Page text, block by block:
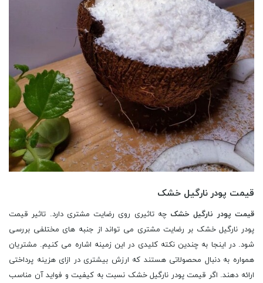
قیمت پودر نارگیل خشک
قیمت پودر نارگیل خشک چه تاثیری روی رضایت مشتری دارد. تاثیر قیمت
پودر نارگیل خشک بر رضایت مشتری می تواند از جنبه های مختلفی بررسی
شود. در اینجا به چندین نکته کلیدی در این زمینه اشاره می کنیم. مشتریان
همواره به دنبال محصولاتی هستند که ارزش بیشتری در ازای هزینه پرداختی
ارائه دهند. اگر قیمت پودر نارگیل خشک نسبت به کیفیت و فواید آن مناسب